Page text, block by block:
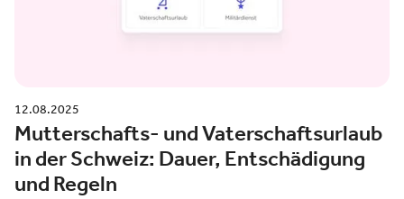
12.08.2025
Mutterschafts- und Vaterschaftsurlaub
in der Schweiz: Dauer, Entschädigung
und Regeln